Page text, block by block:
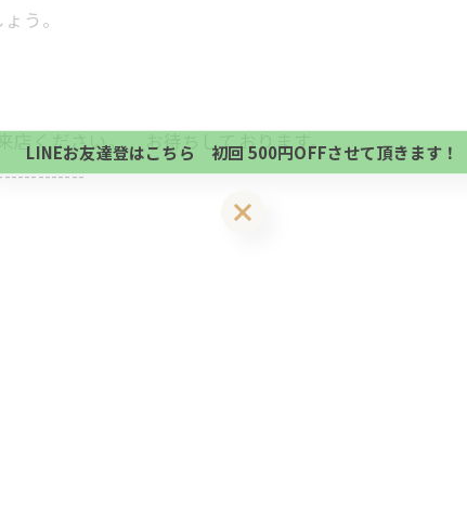
う。
店ください。 お待ちしております。
初回 500円OFFさせて頂きます。 既に 追加済の
方、不必要な方 お手数ですが、✖印でお閉じ下さい。
LINEお友達登はこちら 初回 500円OFFさせて頂きます！
LINEお友達登はこちら 初回 500円OFFさせて頂きます！